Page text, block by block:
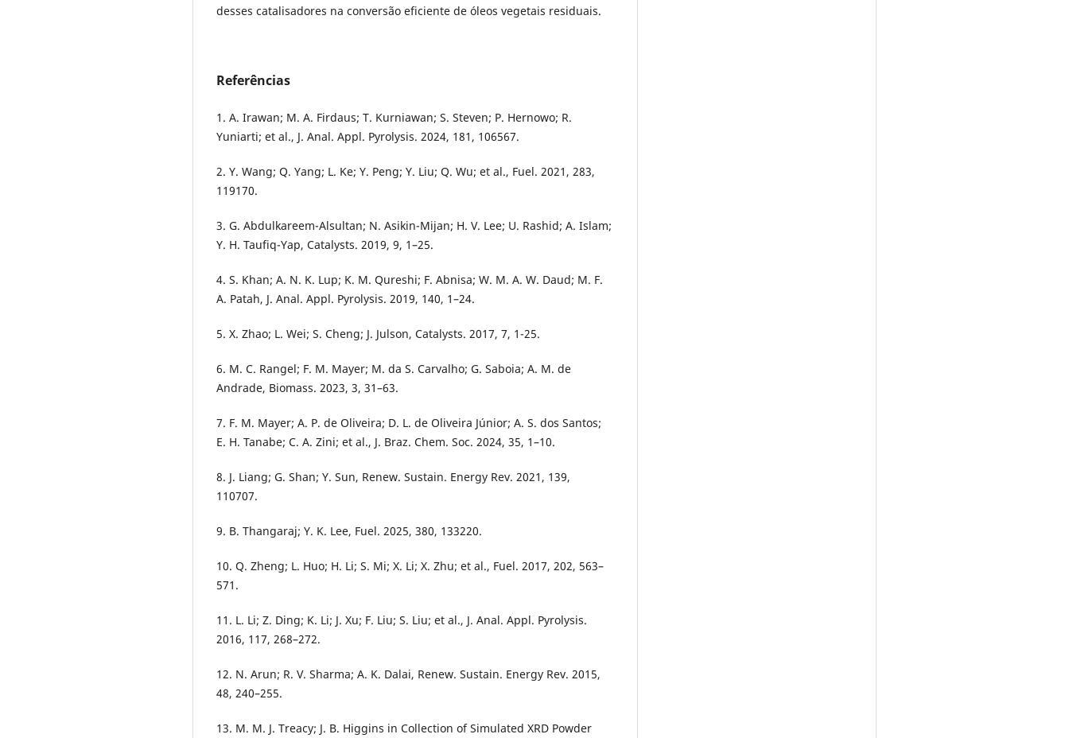
desses catalisadores na conversão eficiente de óleos vegetais residuais.
Referências
1. A. Irawan; M. A. Firdaus; T. Kurniawan; S. Steven; P. Hernowo; R.
Yuniarti; et al., J. Anal. Appl. Pyrolysis. 2024, 181, 106567.
2. Y. Wang; Q. Yang; L. Ke; Y. Peng; Y. Liu; Q. Wu; et al., Fuel. 2021, 283,
119170.
3. G. Abdulkareem-Alsultan; N. Asikin-Mijan; H. V. Lee; U. Rashid; A. Islam;
Y. H. Taufiq-Yap, Catalysts. 2019, 9, 1–25.
4. S. Khan; A. N. K. Lup; K. M. Qureshi; F. Abnisa; W. M. A. W. Daud; M. F.
A. Patah, J. Anal. Appl. Pyrolysis. 2019, 140, 1–24.
5. X. Zhao; L. Wei; S. Cheng; J. Julson, Catalysts. 2017, 7, 1-25.
6. M. C. Rangel; F. M. Mayer; M. da S. Carvalho; G. Saboia; A. M. de
Andrade, Biomass. 2023, 3, 31–63.
7. F. M. Mayer; A. P. de Oliveira; D. L. de Oliveira Júnior; A. S. dos Santos;
E. H. Tanabe; C. A. Zini; et al., J. Braz. Chem. Soc. 2024, 35, 1–10.
8. J. Liang; G. Shan; Y. Sun, Renew. Sustain. Energy Rev. 2021, 139,
110707.
9. B. Thangaraj; Y. K. Lee, Fuel. 2025, 380, 133220.
10. Q. Zheng; L. Huo; H. Li; S. Mi; X. Li; X. Zhu; et al., Fuel. 2017, 202, 563–
571.
11. L. Li; Z. Ding; K. Li; J. Xu; F. Liu; S. Liu; et al., J. Anal. Appl. Pyrolysis.
2016, 117, 268–272.
12. N. Arun; R. V. Sharma; A. K. Dalai, Renew. Sustain. Energy Rev. 2015,
48, 240–255.
13. M. M. J. Treacy; J. B. Higgins in Collection of Simulated XRD Powder